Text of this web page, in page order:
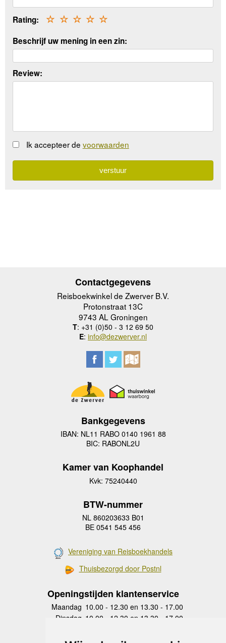
Rating: ☆
☆
☆
☆
☆
Beschrijf uw mening in een zin:
Review:
Ik accepteer de voorwaarden
Contactgegevens
Reisboekwinkel de Zwerver B.V.
Protonstraat 13C
9743 AL Groningen
T: +31 (0)50 - 3 12 69 50
E: info@dezwerver.nl
Bankgegevens
IBAN: NL11 RABO 0140 1961 88
BIC: RABONL2U
Kamer van Koophandel
Kvk: 75240440
BTW-nummer
NL 860203633 B01
BE 0541 545 456
Vereniging van Reisboekhandels
Thuisbezorgd door Postnl
Openingstijden klantenservice
Maandag 10.00 - 12.30 en 13.30 - 17.00
Dinsdag 10.00 - 12.30 en 13.30 - 17.00
Donderdag
10.00 - 12.30 en 13.30 - 17.00